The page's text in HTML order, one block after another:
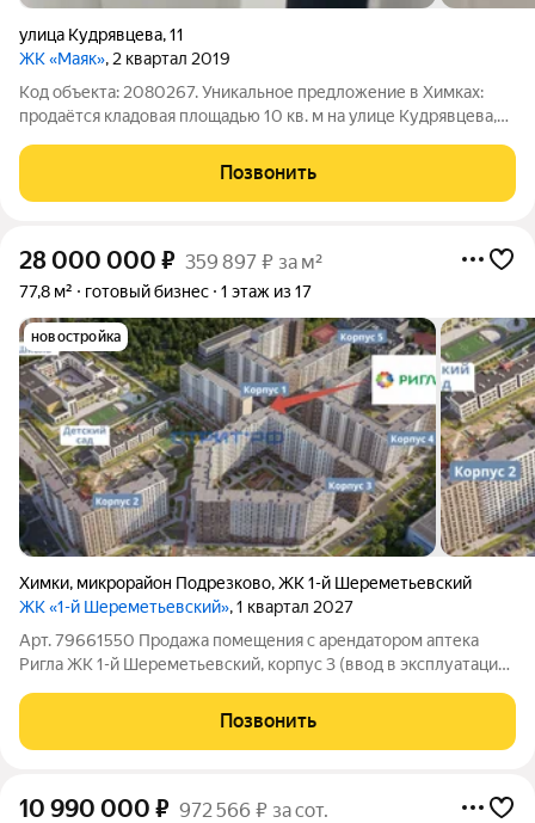
улица Кудрявцева,11
ЖК «Маяк», 2 квартал 2019
Код объекта: 2080267. Уникальное предложение в Химках:
продаётся кладовая площадью 10 кв. м на улице Кудрявцева,
центральное отопление, канализационные трубы под
потолком не имеют стыков. В
Позвонить
28 000 000 ₽ 359 897 ₽ за м²
77,8 м² готовый бизнес 1 этаж из 17
новостройка
Химки, микрорайон Подрезково,ЖК 1-й Шереметьевский
ЖК «1-й Шереметьевский», 1 квартал 2027
Арт. 79661550 Продажа помещения с арендатором аптека
Ригла ЖК 1-й Шереметьевский, корпус 3 (ввод в эксплуатацию:
Локация:6 мин пешком до МЦД Подрезково 15 мин
транспортом до МКАД 20 мин
Позвонить
10 990 000 ₽ 972 566 ₽ за сот.